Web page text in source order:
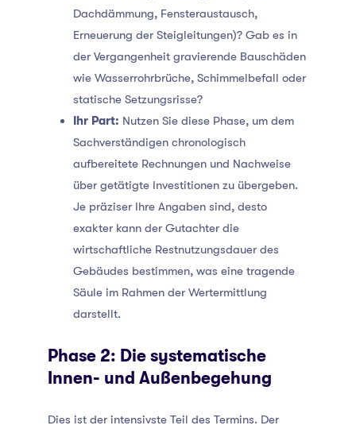
Dachdämmung, Fensteraustausch,
Erneuerung der Steigleitungen)? Gab es in
der Vergangenheit gravierende Bauschäden
wie Wasserrohrbrüche, Schimmelbefall oder
statische Setzungsrisse?
Ihr Part: Nutzen Sie diese Phase, um dem
Sachverständigen chronologisch
aufbereitete Rechnungen und Nachweise
über getätigte Investitionen zu übergeben.
Je präziser Ihre Angaben sind, desto
exakter kann der Gutachter die
wirtschaftliche Restnutzungsdauer des
Gebäudes bestimmen, was eine tragende
Säule im Rahmen der Wertermittlung
darstellt.
Phase 2: Die systematische
Innen- und Außenbegehung
Dies ist der intensivste Teil des Termins. Der